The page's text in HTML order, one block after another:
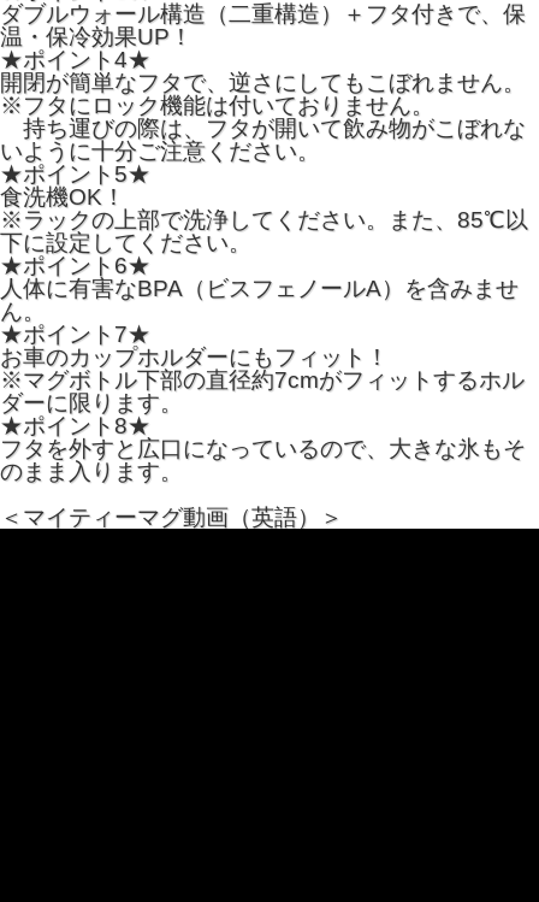
ダブルウォール構造（二重構造）＋フタ付きで、保
温・保冷効果UP！
★ポイント4★
開閉が簡単なフタで、逆さにしてもこぼれません。
※フタにロック機能は付いておりません。
持ち運びの際は、フタが開いて飲み物がこぼれな
いように十分ご注意ください。
★ポイント5★
食洗機OK！
※ラックの上部で洗浄してください。また、85℃以
下に設定してください。
★ポイント6★
人体に有害なBPA（ビスフェノールA）を含みませ
ん。
★ポイント7★
お車のカップホルダーにもフィット！
※マグボトル下部の直径約7cmがフィットするホル
ダーに限ります。
★ポイント8★
フタを外すと広口になっているので、大きな氷もそ
のまま入ります。
＜マイティーマグ動画（英語）＞